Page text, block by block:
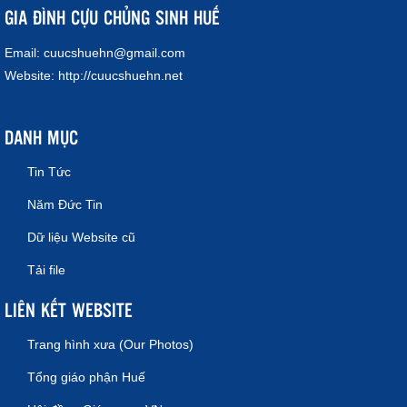
GIA ĐÌNH CỰU CHỦNG SINH HUẾ
Email: cuucshuehn@gmail.com
Website: http://cuucshuehn.net
DANH MỤC
Tin Tức
Năm Đức Tin
Dữ liệu Website cũ
Tải file
LIÊN KẾT WEBSITE
Trang hình xưa (Our Photos)
Tổng giáo phận Huế